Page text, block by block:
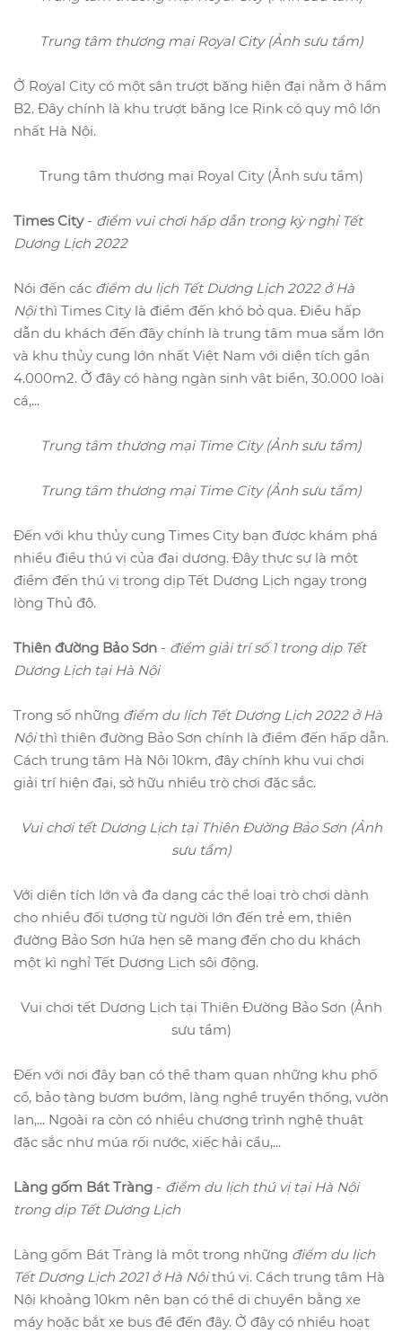
Trung tâm thương mại Royal City (Ảnh sưu tầm)
Ở Royal City có một sân trượt băng hiện đại nằm ở hầm
B2. Đây chính là khu trượt băng Ice Rink có quy mô lớn
nhất Hà Nội.
Trung tâm thương mại Royal City (Ảnh sưu tầm)
Times City- điểm vui chơi hấp dẫn trong kỳ nghỉ Tết
Dương Lịch 2022
Nói đến các điểm du lịch Tết Dương Lịch 2022 ở Hà
Nộithì Times City là điểm đến khó bỏ qua. Điều hấp
dẫn du khách đến đây chính là trung tâm mua sắm lớn
và khu thủy cung lớn nhất Việt Nam với diện tích gần
4.000m2. Ở đây có hàng ngàn sinh vật biển, 30.000 loài
cá,...
Trung tâm thương mại Time City (Ảnh sưu tầm)
Trung tâm thương mại Time City (Ảnh sưu tầm)
Đến với khu thủy cung Times City bạn được khám phá
nhiều điều thú vị của đại dương. Đây thực sự là một
điểm đến thú vị trong dịp Tết Dương Lịch ngay trong
lòng Thủ đô.
Thiên đường Bảo Sơn - điểm giải trí số 1 trong dịp Tết
Dương Lịch tại Hà Nội
Trong số những điểm du lịch Tết Dương Lịch 2022 ở Hà
Nộithì thiên đường Bảo Sơn chính là điểm đến hấp dẫn.
Cách trung tâm Hà Nội 10km, đây chính khu vui chơi
giải trí hiện đại, sở hữu nhiều trò chơi đặc sắc.
Vui chơi tết Dương Lịch tại Thiên Đường Bảo Sơn (Ảnh
sưu tầm)
Với diện tích lớn và đa dạng các thể loại trò chơi dành
cho nhiều đối tượng từ người lớn đến trẻ em, thiên
đường Bảo Sơn hứa hẹn sẽ mang đến cho du khách
một kì nghỉ Tết Dương Lịch sôi động.
Vui chơi tết Dương Lịch tại Thiên Đường Bảo Sơn (Ảnh
sưu tầm)
Đến với nơi đây bạn có thể tham quan những khu phố
cổ, bảo tàng bươm bướm, làng nghề truyền thống, vườn
lan,... Ngoài ra còn có nhiều chương trình nghệ thuật
đặc sắc như múa rối nước, xiếc hải cẩu,...
Làng gốm Bát Tràng - điểm du lịch thú vị tại Hà Nội
trong dịp Tết Dương Lịch
Làng gốm Bát Tràng là một trong những điểm du lịch
Tết Dương Lịch 2021 ở Hà Nộithú vị. Cách trung tâm Hà
Nội khoảng 10km nên bạn có thể di chuyển bằng xe
máy hoặc bắt xe bus để đến đây. Ở đây có nhiều hoạt